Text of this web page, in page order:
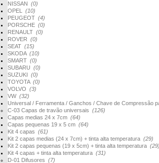
NISSAN (0)
OPEL (10)
PEUGEOT (4)
PORSCHE (0)
RENAULT (0)
ROVER (0)
SEAT (15)
SKODA (10)
SMART (0)
SUBARU (0)
SUZUKI (0)
TOYOTA (0)
VOLVO (3)
VW (32)
Universal / Ferramenta / Ganchos / Chave de Compressão
C-03 Capas de travão universais (126)
Capas medias 24 x 7cm (64)
Capas pequenas 19 x 5 cm (64)
Kit 4 capas (61)
Kit 2 capas medias (24 x 7cm) + tinta alta temperatura (29)
Kit 2 capas pequenas (19 x 5cm) + tinta alta temperatura (29)
Kit 4 capas + tinta alta temperatura (31)
D-01 Difusores (7)